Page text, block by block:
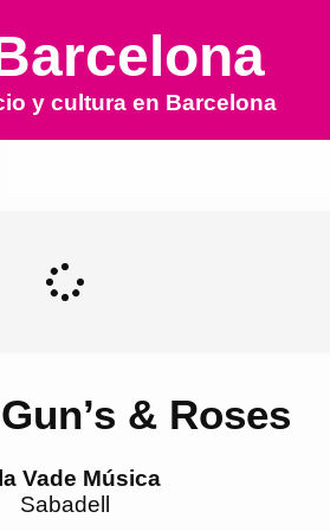
y cultura en Barcelona
& Roses
Vade Música
Sabadell